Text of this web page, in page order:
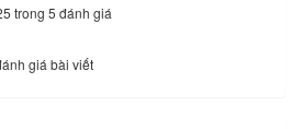
trong 5 đánh giá
giá bài viết